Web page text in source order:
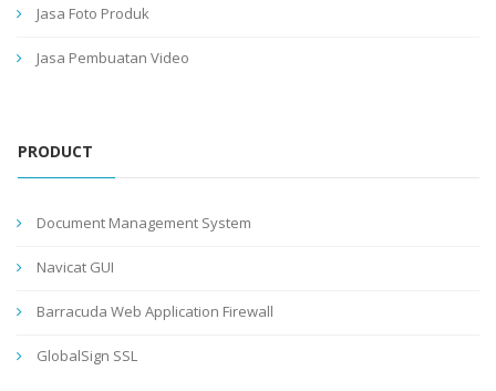
Jasa Foto Produk
Jasa Pembuatan Video
PRODUCT
Document Management System
Navicat GUI
Barracuda Web Application Firewall
GlobalSign SSL